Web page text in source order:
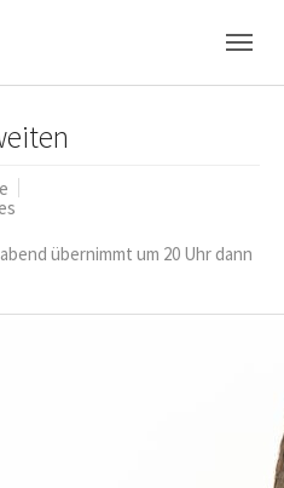
übernimmt um 20 Uhr dann